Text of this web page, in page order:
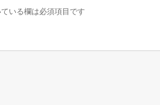
いる欄は必須項目です